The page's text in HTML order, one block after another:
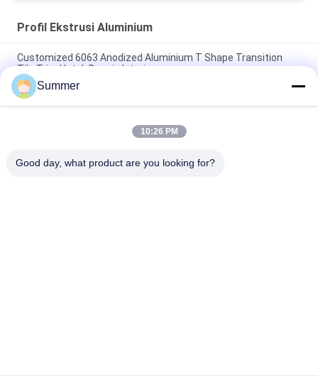
Profil Ekstrusi Aluminium
Customized 6063 Anodized Aluminium T Shape Transition
Tile Trim Untuk Desain Interior
Konstruksi Pintu Aluminium Profil Sliding Glass Door Extrusion
Slim Profile
6063 powder coating profil tabung persegi aluminium butiran
Summer
10:26 PM
Good day, what product are you looking for?